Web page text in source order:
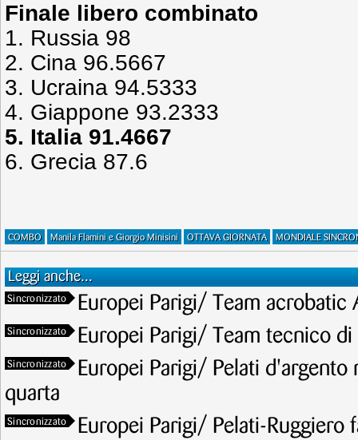
Finale libero combinato
1. Russia 98
2. Cina 96.5667
3. Ucraina 94.5333
4. Giappone 93.2333
5. Italia 91.4667
6. Grecia 87.6
COMBO Manila Flamini e Giorgio Minisini OTTAVA GIORNATA MONDIALE
Leggi anche...
Sincronizzato Europei Parigi/ Team acrobatic
Sincronizzato Europei Parigi/ Team tecnico
Sincronizzato
Europei Parigi/ Pelati
quarta
Sincronizzato
Europei Parigi/ Pelati-